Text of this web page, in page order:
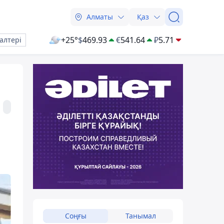
Алматы Қаз
+25°$469.93 €541.64 ₽5.71
Соңғы Танымал